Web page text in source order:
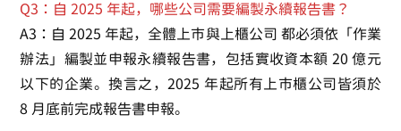
Q3：自 2025 年起，哪些公司需要編製永續報告書？
A3：自 2025 年起， 全體上市與上櫃公司 都必須依「作業
辦法」編製並申報永續報告書，包括實收資本額 20 億元
以下的企業。換言之，2025 年起所有上市櫃公司皆須於
8 月底前完成報告書申報。